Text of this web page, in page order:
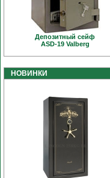
Депозитный сейф
ASD-19 Valberg
НОВИНКИ